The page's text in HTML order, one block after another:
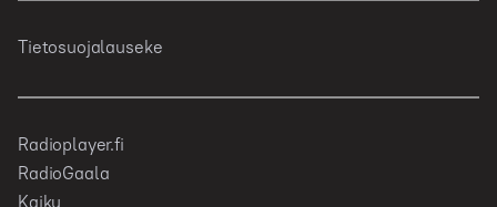
Tietosuojalauseke
Radioplayer.fi
RadioGaala
Kaiku